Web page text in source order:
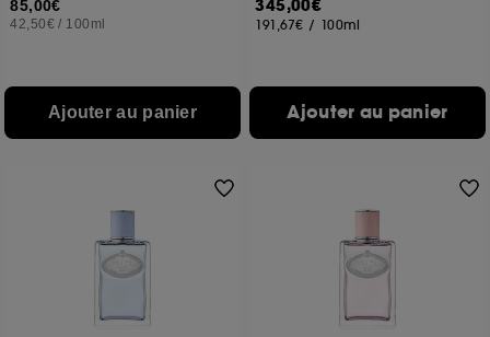
85,00€
42,50€ / 100ml
Ajouter au panier
345,00€
191,67€ / 100ml
Ajouter au panier